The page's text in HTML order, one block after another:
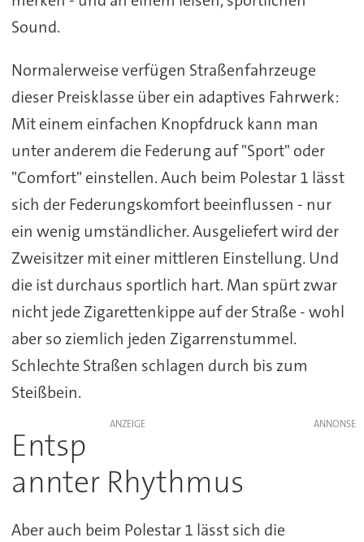
Sound.
Normalerweise verfügen Straßenfahrzeuge
dieser Preisklasse über ein adaptives Fahrwerk:
Mit einem einfachen Knopfdruck kann man
unter anderem die Federung auf "Sport" oder
"Comfort" einstellen. Auch beim Polestar 1 lässt
sich der Federungskomfort beeinflussen - nur
ein wenig umständlicher. Ausgeliefert wird der
Zweisitzer mit einer mittleren Einstellung. Und
die ist durchaus sportlich hart. Man spürt zwar
nicht jede Zigarettenkippe auf der Straße - wohl
aber so ziemlich jeden Zigarrenstummel.
Schlechte Straßen schlagen durch bis zum
Steißbein.
ANZEIGE
Entsp
annter Rhythmus
Aber auch beim Polestar 1 lässt sich die